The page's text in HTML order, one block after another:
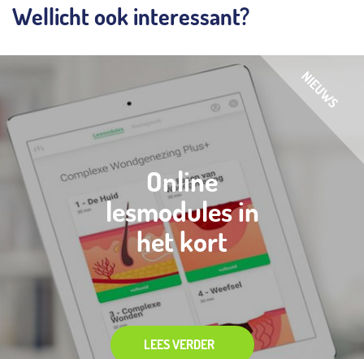
Wellicht ook interessant?
Online
lesmodules in
het kort
LEES VERDER